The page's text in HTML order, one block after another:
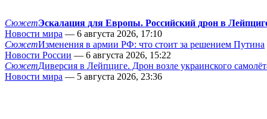
СюжетЭскалация для Европы. Российский дрон в
Новости мира — 6 августа 2026, 17:10
СюжетИзменения в армии РФ: что стоит за решением Путина
Новости России — 6 августа 2026, 15:22
СюжетДиверсия в Лейпциге. Дрон возле украинского
Новости мира — 5 августа 2026, 23:36